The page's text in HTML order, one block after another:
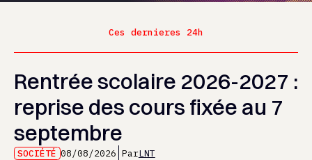
Ces dernieres 24h
Rentrée scolaire 2026-2027 :
reprise des cours fixée au 7
septembre
SOCIÉTÉ 08/08/2026 ParLNT